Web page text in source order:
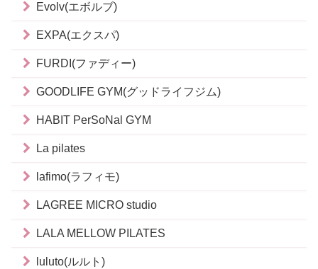
Evolv(エボルブ)
EXPA(エクスパ)
FURDI(ファディー)
GOODLIFE GYM(グッドライフジム)
HABIT PerSoNal GYM
La pilates
lafimo(ラフィモ)
LAGREE MICRO studio
LALA MELLOW PILATES
luluto(ルルト)